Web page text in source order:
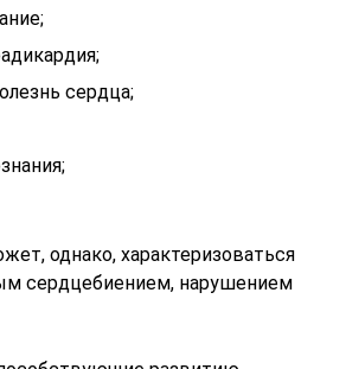
сердца;
однако, характеризоваться
сердцебиением, нарушением